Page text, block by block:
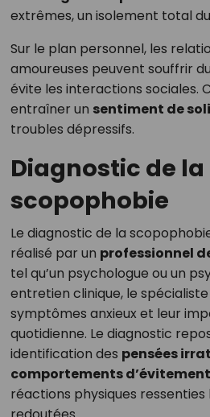
extrêmes, un isolement total
Sur le plan personnel, les
amoureuses peuvent souffrir
évite les interactions sociales.
entraîner un sentiment de
troubles dépressifs.
Diagnostic de la
scopophobie
Le diagnostic de la
réalisé par un professionnel
tel qu’un psychologue ou un
entretien clinique, le
symptômes anxieux et leur
quotidienne. Le diagnostic
identification des pensées
comportements d’évitement
réactions physiques ressenties